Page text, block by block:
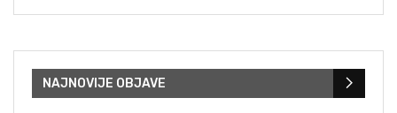
NAJNOVIJE OBJAVE